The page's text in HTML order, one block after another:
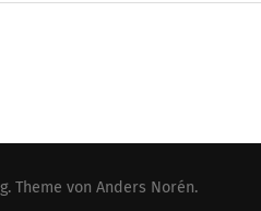
. Theme von Anders Norén.